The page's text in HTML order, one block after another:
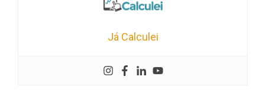
Já Calculei